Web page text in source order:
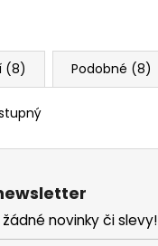
(8) Podobné (8)
novinky či slevy!